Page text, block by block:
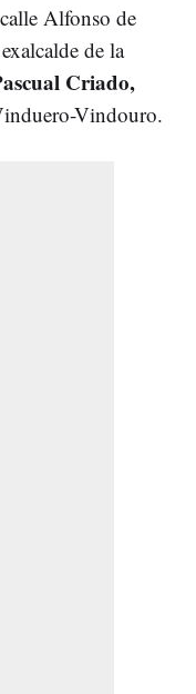
Alfonso de
de la
Criado,
Vindouro.